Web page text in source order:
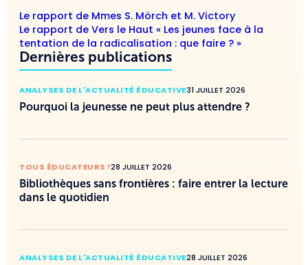
Le rapport de Mmes S. Mörch et M. Victory
Le rapport de Vers le Haut « Les jeunes face à la
tentation de la radicalisation : que faire ? »
Dernières publications
ANALYSES DE L'ACTUALITÉ ÉDUCATIVE31 JUILLET 2026
Pourquoi la jeunesse ne peut plus attendre ?
TOUS ÉDUCATEURS !28 JUILLET 2026
Bibliothèques sans frontières : faire entrer la lecture
dans le quotidien
ANALYSES DE L'ACTUALITÉ ÉDUCATIVE28 JUILLET 2026